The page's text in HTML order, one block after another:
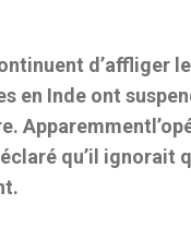
d’affliger
en Inde ont
Apparemment
qu’il ignorait